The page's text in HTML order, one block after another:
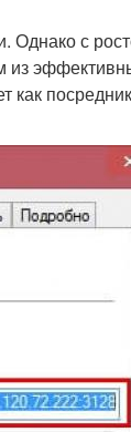
Однако с
из
как